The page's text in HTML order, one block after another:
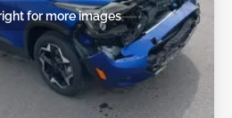
for more images